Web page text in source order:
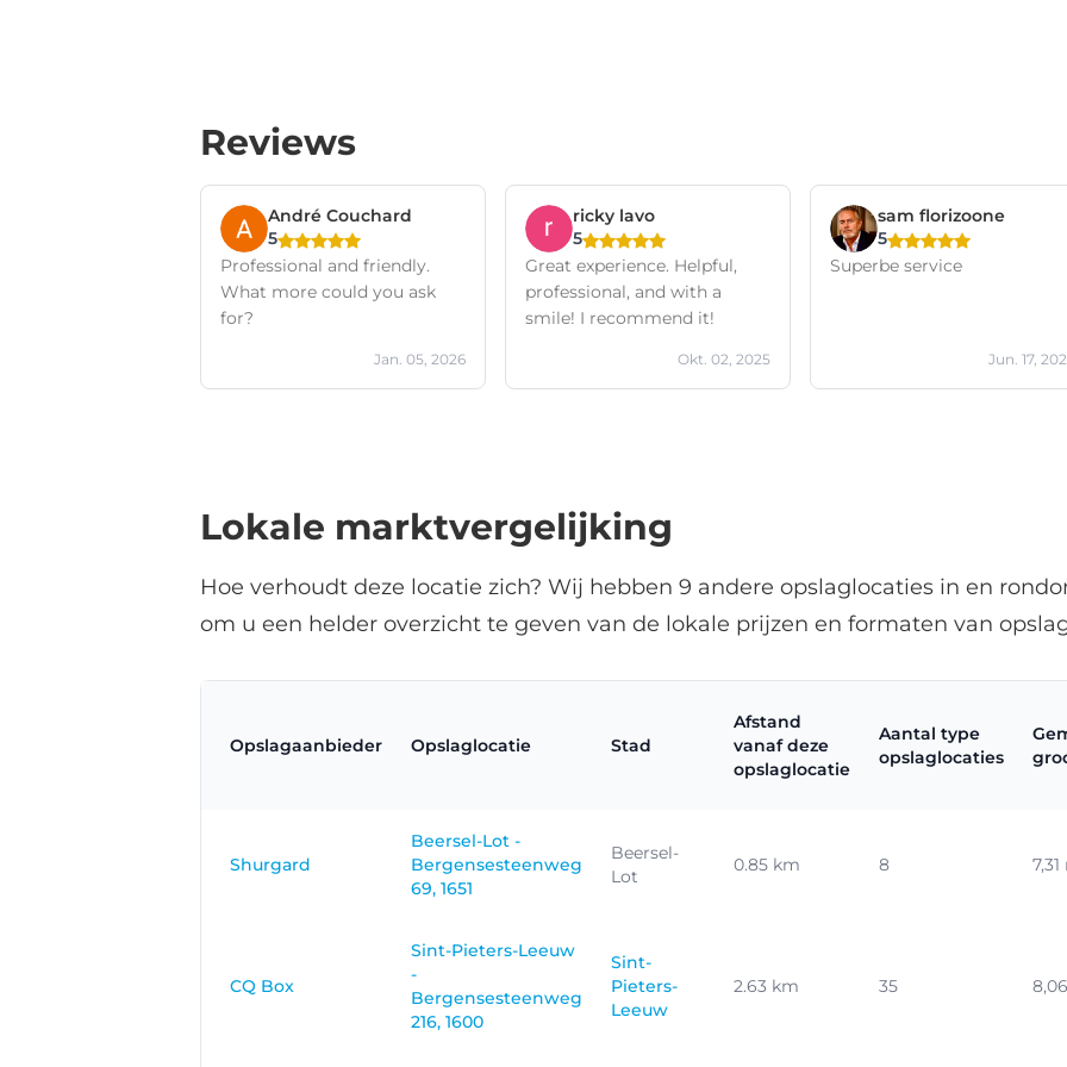
Reviews
André Couchard
5
Professional and friendly.
What more could you ask
for?
Jan. 05, 2026
ricky lavo
5
Great experience. Helpful,
professional, and with a
smile! I recommend it!
Okt. 02, 2025
sam florizoone
5
Superbe service
Jun. 17,
Lokale marktvergelijking
Hoe verhoudt deze locatie zich? Wij hebben 9 andere opslaglocaties in en
om u een helder overzicht te geven van de lokale prijzen en formaten van
Opslagaanbieder Opslaglocatie Stad
Afstand
vanaf deze
opslaglocatie
Aantal type
opslaglocaties
Shurgard
Beersel-Lot -
Bergensesteenweg
69, 1651
Beersel-
Lot
0.85 km 8
CQ Box
Sint-Pieters-Leeuw
-
Bergensesteenweg
216, 1600
Sint-
Pieters-
Leeuw
2.63 km 35